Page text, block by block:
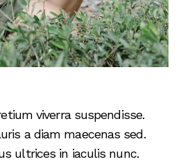
viverra suspendisse.
a diam maecenas sed.
ultrices in iaculis nunc.